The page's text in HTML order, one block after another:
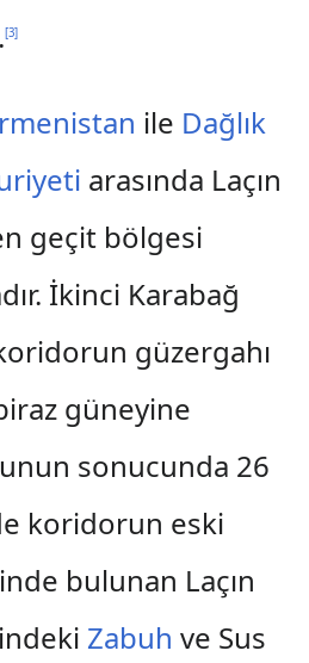
[3]
ile Dağlık
arasında Laçın
geçit bölgesi
İkinci Karabağ
güzergahı
güneyine
sonucunda 26
koridorun eski
bulunan Laçın
Zabuh ve Sus